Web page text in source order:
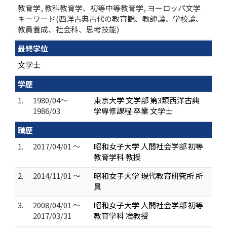
教育学, 教科教育学、初等中等教育学, ヨーロッパ文学
キーワード(西洋古典古代の教育観、教師論、学校論、
教員養成、社会科、思考技能)
最終学位
文学士
学歴
1.
1980/04～
1986/03
東京大学 文学部 第3類西洋古典
学専修課程 卒業 文学士
職歴
1.
2017/04/01 ～
昭和女子大学 人間社会学部 初等
教育学科 教授
2.
2014/11/01 ～
昭和女子大学 現代教育研究所 所
員
3.
2008/04/01 ～
2017/03/31
昭和女子大学 人間社会学部 初等
教育学科 准教授